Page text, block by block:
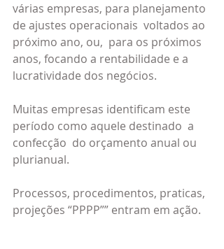
várias empresas, para planejamento
de ajustes operacionais  voltados ao
próximo ano, ou,  para os próximos
anos, focando a rentabilidade e a
lucratividade dos negócios.
Muitas empresas identificam este
período como aquele destinado  a
confecção  do orçamento anual ou
plurianual.
Processos, procedimentos, praticas,
projeções “PPPP”” entram em ação.